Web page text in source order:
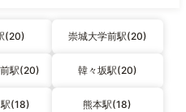
(20) 崇城大学前駅(20)
駅(20) 韓々坂駅(20)
(18) 熊本駅(18)